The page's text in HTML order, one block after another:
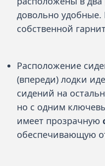
довольно
собственной
Расположение
(впереди) лодки
сидений на
но с одним
имеет прозрачную
обеспечивающую